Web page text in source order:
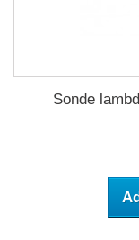
Sonde